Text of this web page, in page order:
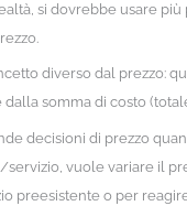
si dovrebbe usare
diverso dal prezzo:
somma di costo
decisioni di prezzo
vuole variare il
preesistente o per